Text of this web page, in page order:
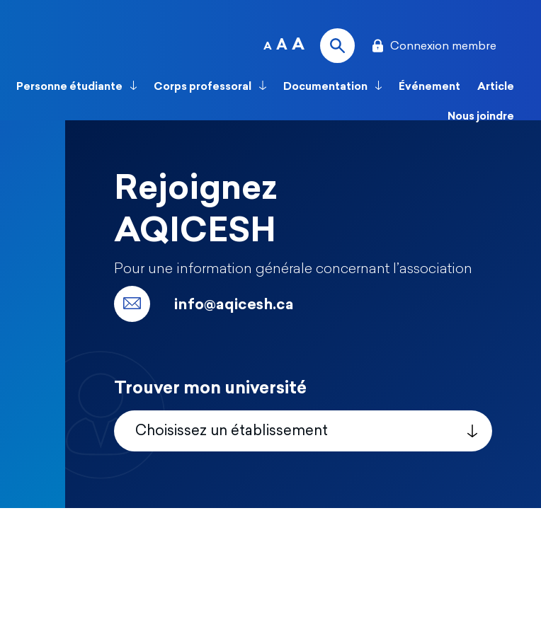
A A A Connexion membre
Personne étudiante Corps professoral Documentation Événement Article
Nous joindre
Rejoignez
AQICESH
Pour une information générale concernant l’association
info@aqicesh.ca
Trouver mon université
Choisissez un établissement